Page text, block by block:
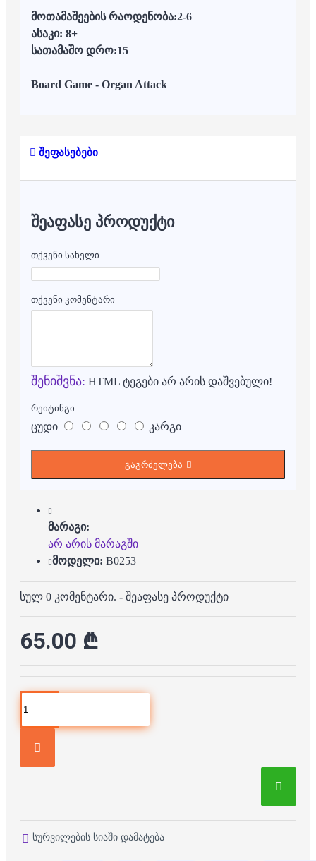
მოთამაშეების რაოდენობა:2-6
ასაკი: 8+
სათამაშო დრო:15
Board Game - Organ Attack
შეფასებები
ᲨᲔᲐᲤᲐᲡᲔ ᲞᲠᲝᲓᲣᲥᲢᲘ
თქვენი სახელი
თქვენი კომენტარი
შენიშვნა: HTML ტეგები არ არის დაშვებული!
რეიტინგი
ცუდი კარგი
გაგრძელება
მარაგი:
არ არის მარაგში
მოდელი: B0253
სულ 0 კომენტარი. - შეაფასე პროდუქტი
65.00 ₾
სურვილების სიაში დამატება